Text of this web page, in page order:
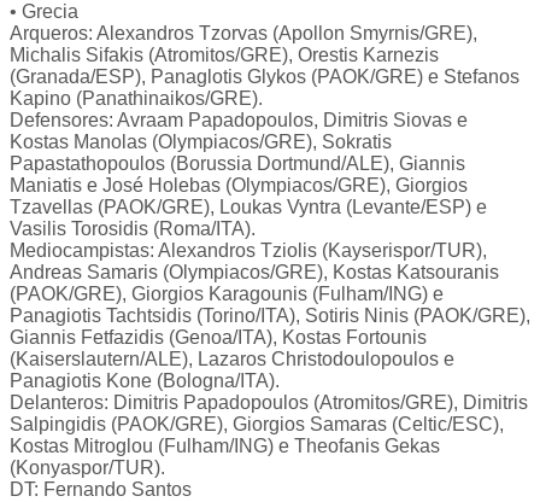
• Grecia
Arqueros: Alexandros Tzorvas (Apollon Smyrnis/GRE),
Michalis Sifakis (Atromitos/GRE), Orestis Karnezis
(Granada/ESP), Panaglotis Glykos (PAOK/GRE) e Stefanos
Kapino (Panathinaikos/GRE).
Defensores: Avraam Papadopoulos, Dimitris Siovas e
Kostas Manolas (Olympiacos/GRE), Sokratis
Papastathopoulos (Borussia Dortmund/ALE), Giannis
Maniatis e José Holebas (Olympiacos/GRE), Giorgios
Tzavellas (PAOK/GRE), Loukas Vyntra (Levante/ESP) e
Vasilis Torosidis (Roma/ITA).
Mediocampistas: Alexandros Tziolis (Kayserispor/TUR),
Andreas Samaris (Olympiacos/GRE), Kostas Katsouranis
(PAOK/GRE), Giorgios Karagounis (Fulham/ING) e
Panagiotis Tachtsidis (Torino/ITA), Sotiris Ninis (PAOK/GRE),
Giannis Fetfazidis (Genoa/ITA), Kostas Fortounis
(Kaiserslautern/ALE), Lazaros Christodoulopoulos e
Panagiotis Kone (Bologna/ITA).
Delanteros: Dimitris Papadopoulos (Atromitos/GRE), Dimitris
Salpingidis (PAOK/GRE), Giorgios Samaras (Celtic/ESC),
Kostas Mitroglou (Fulham/ING) e Theofanis Gekas
(Konyaspor/TUR).
DT: Fernando Santos